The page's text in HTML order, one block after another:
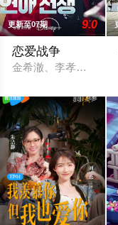
更新至07期 9.0
恋爱战争
金希澈、李孝利与徐